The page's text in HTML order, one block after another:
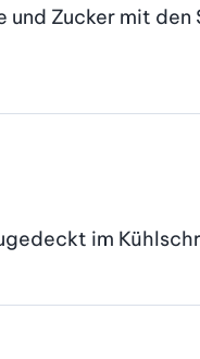
Zucker mit
im